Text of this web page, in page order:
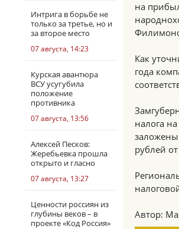
Интрига в борьбе не
только за третье, но и
за второе место
07 августа, 14:23
Курская авантюра
ВСУ усугубила
положение
противника
07 августа, 13:56
Алексей Песков:
Жеребьевка прошла
открыто и гласно
07 августа, 13:27
Ценности россиян из
глубины веков – в
проекте «Код Россия»
на
Как
года
налога
заложены
рублей
Автор: